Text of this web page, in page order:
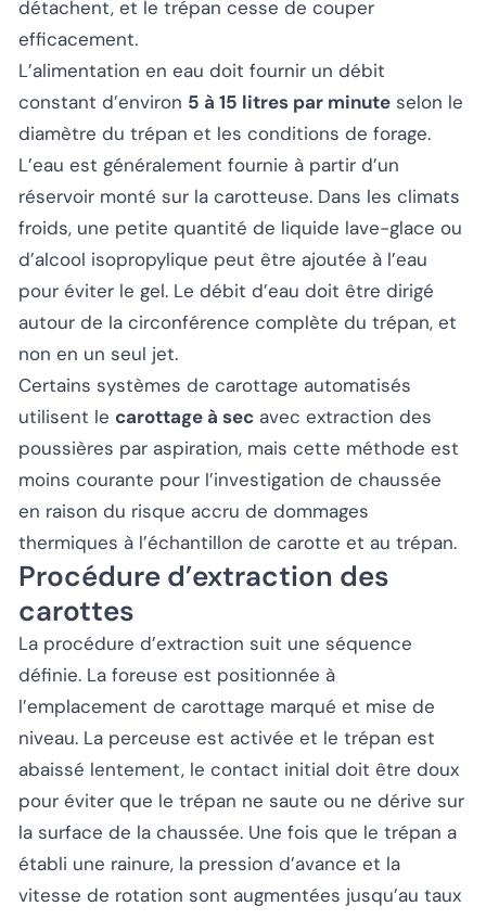
détachent, et le trépan cesse de couper
efficacement.
L’alimentation en eau doit fournir un débit
constant d’environ 5 à 15 litres par minute selon le
diamètre du trépan et les conditions de forage.
L’eau est généralement fournie à partir d’un
réservoir monté sur la carotteuse. Dans les climats
froids, une petite quantité de liquide lave-glace ou
d’alcool isopropylique peut être ajoutée à l’eau
pour éviter le gel. Le débit d’eau doit être dirigé
autour de la circonférence complète du trépan, et
non en un seul jet.
Certains systèmes de carottage automatisés
utilisent le carottage à sec avec extraction des
poussières par aspiration, mais cette méthode est
moins courante pour l’investigation de chaussée
en raison du risque accru de dommages
thermiques à l’échantillon de carotte et au trépan.
Procédure d’extraction des
carottes
La procédure d’extraction suit une séquence
définie. La foreuse est positionnée à
l’emplacement de carottage marqué et mise de
niveau. La perceuse est activée et le trépan est
abaissé lentement, le contact initial doit être doux
pour éviter que le trépan ne saute ou ne dérive sur
la surface de la chaussée. Une fois que le trépan a
établi une rainure, la pression d’avance et la
vitesse de rotation sont augmentées jusqu’au taux